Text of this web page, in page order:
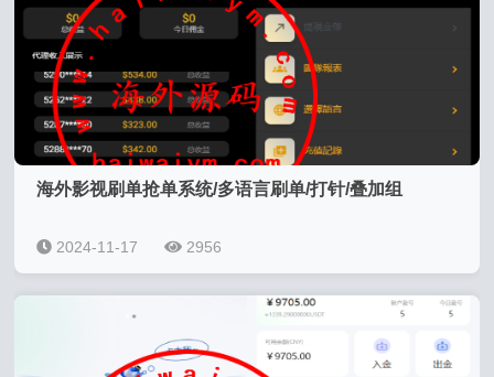
海外影视刷单抢单系统/多语言刷单/打针/叠加组
2024-11-17 2956